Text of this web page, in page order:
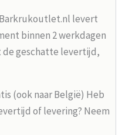
levert
binnen 2 werkdagen
de geschatte levertijd,
(ook naar België) Heb
of levering? Neem